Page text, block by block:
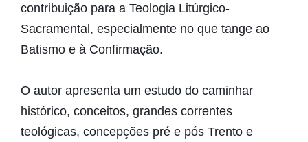
contribuição para a Teologia Litúrgico-
Sacramental, especialmente no que tange ao
Batismo e à Confirmação.
O autor apresenta um estudo do caminhar
histórico, conceitos, grandes correntes
teológicas, concepções pré e pós Trento e